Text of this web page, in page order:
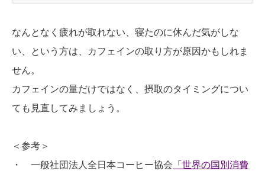
なんとなく疲れが取れない、寝たのに休んだ気がしな
い、という方は、カフェインの取り方が原因かもしれま
せん。
カフェインの量だけではなく、摂取のタイミングについ
ても見直してみましょう。
＜参考＞
・ 一般社団法人全日本コーヒー協会 「世界の国別消費